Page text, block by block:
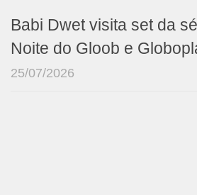
Babi Dwet visita set da
Noite do Gloob e
25/07/2026